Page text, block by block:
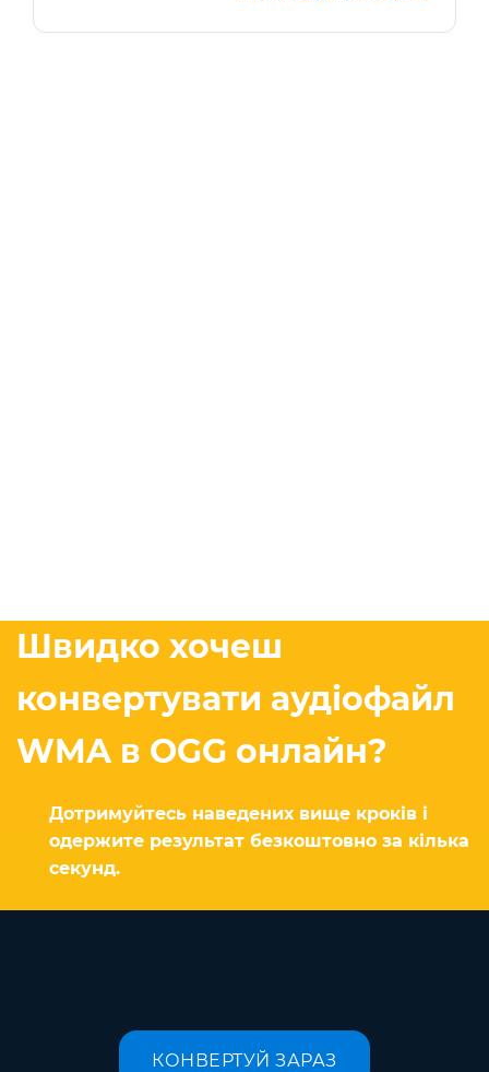
Швидко хочеш
конвертувати аудіофайл
WMA в OGG онлайн?
Дотримуйтесь наведених вище кроків і
одержите результат безкоштовно за кілька
секунд.
КОНВЕРТУЙ ЗАРАЗ